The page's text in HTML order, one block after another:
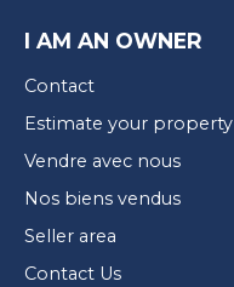
I AM AN OWNER
Contact
Estimate your property
Vendre avec nous
Nos biens vendus
Seller area
Contact Us